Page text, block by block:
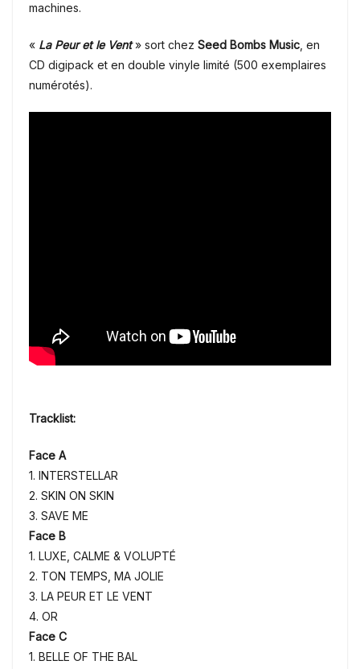
machines.
« La Peur et le Vent» sort chez Seed Bombs Music, en
CD digipack et en double vinyle limité (500 exemplaires
numérotés).
Tracklist:
Face A
1. INTERSTELLAR
2. SKIN ON SKIN
3. SAVE ME
Face B
1. LUXE, CALME & VOLUPTÉ
2. TON TEMPS, MA JOLIE
3. LA PEUR ET LE VENT
4. OR
Face C
1. BELLE OF THE BAL